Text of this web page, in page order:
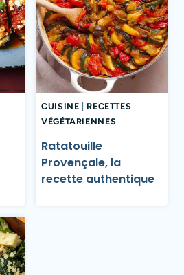
CUISINE
RECETTES
VÉGÉTARIENNES
Ratatouille
Provençale, la
recette authentique